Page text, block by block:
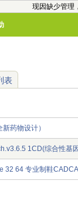
现因缺少管理
表
药物设计）
1CD(综合性基
32 64 专业制鞋